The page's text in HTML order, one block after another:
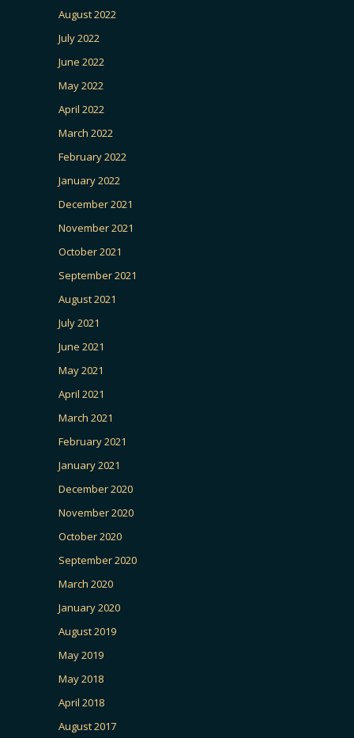
August 2022
July 2022
June 2022
May 2022
April 2022
March 2022
February 2022
January 2022
December 2021
November 2021
October 2021
September 2021
August 2021
July 2021
June 2021
May 2021
April 2021
March 2021
February 2021
January 2021
December 2020
November 2020
October 2020
September 2020
March 2020
January 2020
August 2019
May 2019
May 2018
April 2018
August 2017